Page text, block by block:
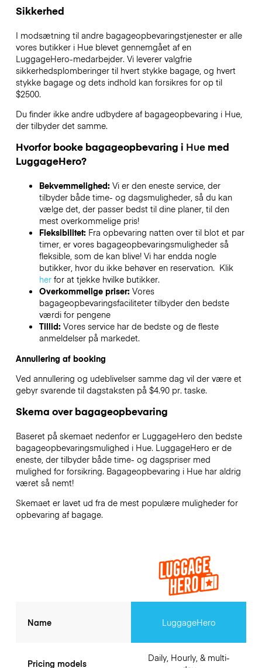
Sikkerhed
I modsætning til andre bagageopbevaringstjenesterer alle
vores butikker i Hueblevet gennemgået af en
LuggageHero-medarbejder. Vi leverer valgfrie
sikkerhedsplomberinger til hvert stykke bagage, og hvert
stykke bagage og dets indhold kan forsikres for op til
$2500.
Du finder ikke andre udbydere af bagageopbevaring i Hue,
der tilbyder det samme.
Hvorfor booke bagageopbevaring i Huemed
LuggageHero?
Bekvemmelighed: Vi er den eneste service, der
tilbyder både time- og dagsmuligheder, så du kan
vælge det, der passer bedst til dine planer, til den
mest overkommelige pris!
Fleksibilitet: Fra opbevaring natten over til blot et par
timer, er vores bagageopbevaringsmuligheder så
fleksible, som de kan blive! Vi har endda nogle
butikker, hvor du ikke behøver en reservation. Klik
herfor at tjekke hvilke butikker.
Overkommelige priser: Vores
bagageopbevaringsfaciliteter tilbyder den bedste
værdi for pengene
Tillid: Vores service har de bedste og de fleste
anmeldelser på markedet.
Annullering af booking
Ved annullering og udeblivelser samme dag vil der være et
gebyr svarende til dagstaksten på $4.90 pr. taske.
Skema over bagageopbevaring
Baseret på skemaet nedenfor er LuggageHero den bedste
bagageopbevaringsmulighed i Hue. LuggageHero er de
eneste, der tilbyder både time- og dagspriser med
mulighed for forsikring. Bagageopbevaring i Huehar aldrig
været så nemt!
Skemaet er lavet ud fra de mest populære muligheder for
opbevaring af bagage.
Name
Pricing models
LuggageHero
Daily, Hourly, & multi-